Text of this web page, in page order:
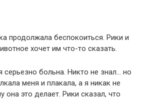
продолжала беспокоиться. Рики и
хочет им что-то сказать.
серьезно больна. Никто не знал… но
меня и плакала, а я никак не
она это делает. Рики сказал, что